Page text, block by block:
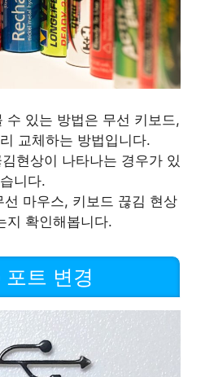
있는 방법은 무선 키보드,
교체하는 방법입니다.
현상이 나타나는 경우가 있
습니다.
마우스, 키보드 끊김 현상
지 확인해봅니다.
트 변경